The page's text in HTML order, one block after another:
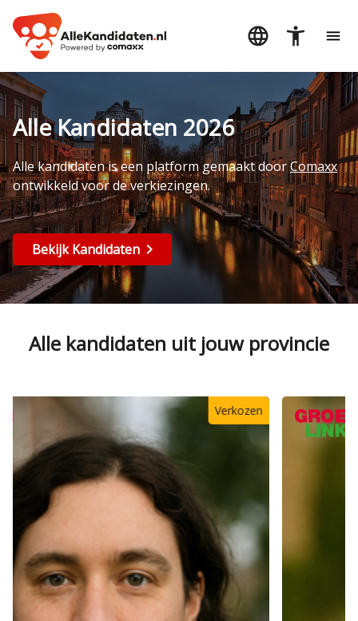
Alle Kandidaten 2026
Alle kandidaten is een platform gemaakt doorComaxx
ontwikkeld voor de verkiezingen.
Bekijk Kandidaten
Alle kandidaten uit jouw provincie